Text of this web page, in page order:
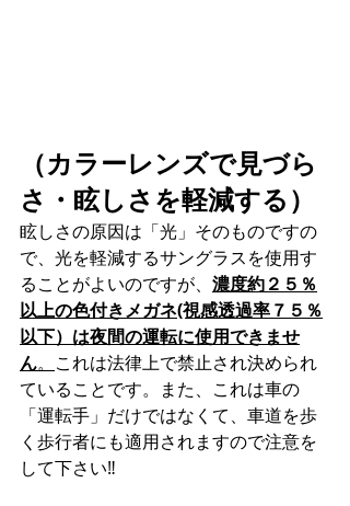
（カラーレンズで見づら
さ・眩しさを軽減する）
眩しさの原因は「光」そのものですの
で、光を軽減するサングラスを使用す
ることがよいのですが、 濃度約２５％
以上の色付きメガネ(視感透過率７５％
以下）は夜間の運転に使用できませ
ん。 これは法律上で禁止され決められ
ていることです。また、これは車の
「運転手」だけではなくて、車道を歩
く歩行者にも適用されますので注意を
して下さい‼